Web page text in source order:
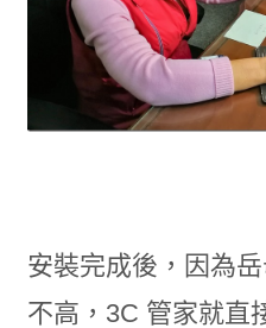
安裝完成後，因為
不高，3C 管家就直